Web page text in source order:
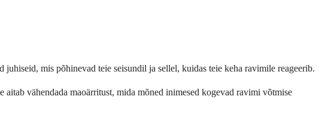
mis põhinevad teie seisundil ja sellel, kuidas teie keha ravimile reageerib.
vähendada maoärritust, mida mõned inimesed kogevad ravimi võtmise